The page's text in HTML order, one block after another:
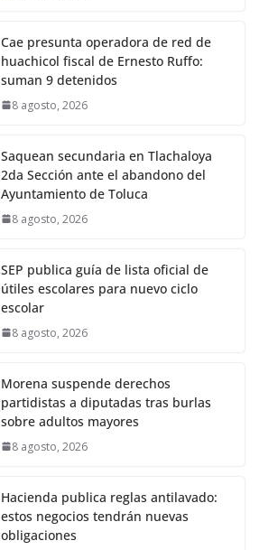
Cae presunta operadora de red de
huachicol fiscal de Ernesto Ruffo:
suman 9 detenidos
8 agosto, 2026
Saquean secundaria en Tlachaloya
2da Sección ante el abandono del
Ayuntamiento de Toluca
8 agosto, 2026
SEP publica guía de lista oficial de
útiles escolares para nuevo ciclo
escolar
8 agosto, 2026
Morena suspende derechos
partidistas a diputadas tras burlas
sobre adultos mayores
8 agosto, 2026
Hacienda publica reglas antilavado:
estos negocios tendrán nuevas
obligaciones